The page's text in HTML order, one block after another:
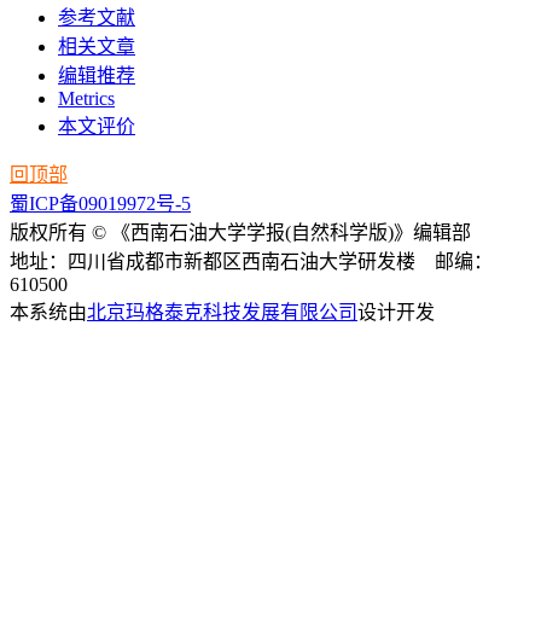
参考文献
相关文章
编辑推荐
Metrics
本文评价
回顶部
蜀ICP备09019972号-5
版权所有 © 《西南石油大学学报(自然科学版)》编辑部
地址：四川省成都市新都区西南石油大学研发楼 邮编：
610500
本系统由北京玛格泰克科技发展有限公司设计开发